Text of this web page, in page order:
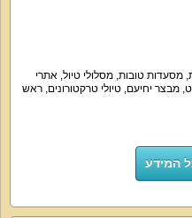
מסעדות טובות, מסלולי טיול, אתרי
מבצר יחיעם, טיולי טרקטורונים, ראש
מכל רגע (מתחם סוויטות). אם
מאובזר בכל הדרוש, מטופח, עשיר
המידע